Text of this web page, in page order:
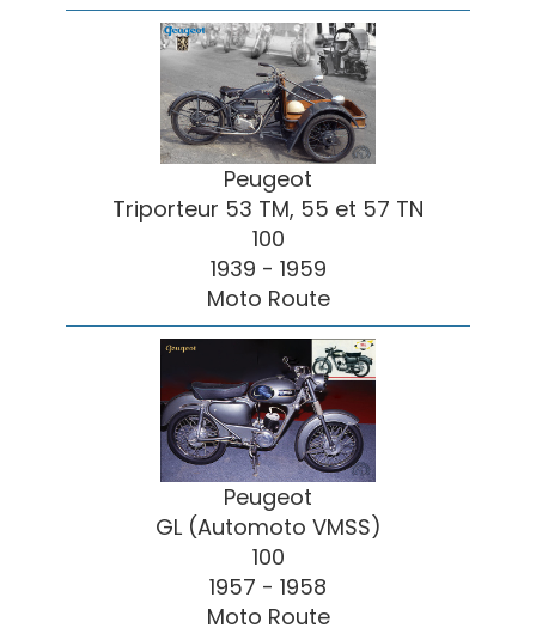
Peugeot
Triporteur 53 TM, 55 et 57 TN
100
1939 - 1959
Moto Route
Peugeot
GL (Automoto VMSS)
100
1957 - 1958
Moto Route